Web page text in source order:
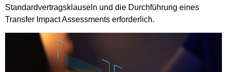
Standardvertragsklauseln und die Durchführung eines
Transfer Impact Assessments erforderlich.